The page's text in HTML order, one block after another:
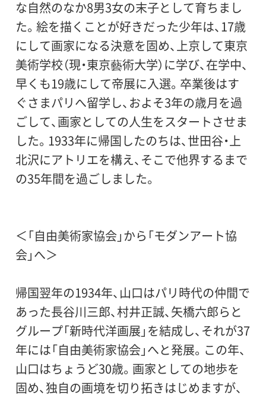
会場：
世田谷美術館 1階企画展示室
主催：
世田谷美術館、読売新聞東京本社、美術館連
絡協議会
後援：
世田谷区、世田谷区教育委員会
ライオン、清水建設、大日本印刷、財団法人材
料科学技術振興財団
協力：
何必館・京都現代美術館
助成：
野村国際文化財団
な自然のなか8男3女の末子として育ちまし
た。絵を描くことが好きだった少年は、17歳
にして画家になる決意を固め、上京して東京
美術学校（現・東京藝術大学）に学び、在学中、
早くも19歳にして帝展に入選。卒業後はす
ぐさまパリへ留学し、およそ3年の歳月を過
ごして、画家としての人生をスタートさせま
した。1933年に帰国したのちは、世田谷・上
北沢にアトリエを構え、そこで他界するまで
の35年間を過ごしました。
＜「自由美術家協会」から「モダンアート協
会」へ＞
帰国翌年の1934年、山口はパリ時代の仲間で
あった長谷川三郎、村井正誠、矢橋六郎らと
グループ「新時代洋画展」を結成し、それが37
年には「自由美術家協会」へと発展。この年、
山口はちょうど30歳。画家としての地歩を
固め、独自の画境を切り拓きはじめますが、